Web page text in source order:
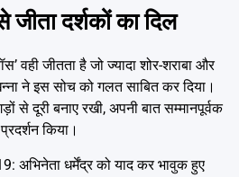
दर्शकों का दिल
वही जीतता है जो ज्यादा शोर-शराबा और
ने इस सोच को गलत साबित कर दिया।
से दूरी बनाए रखी, अपनी बात सम्मानपूर्वक
किया।
अभिनेता धर्मेंद्र को याद कर भावुक हुए